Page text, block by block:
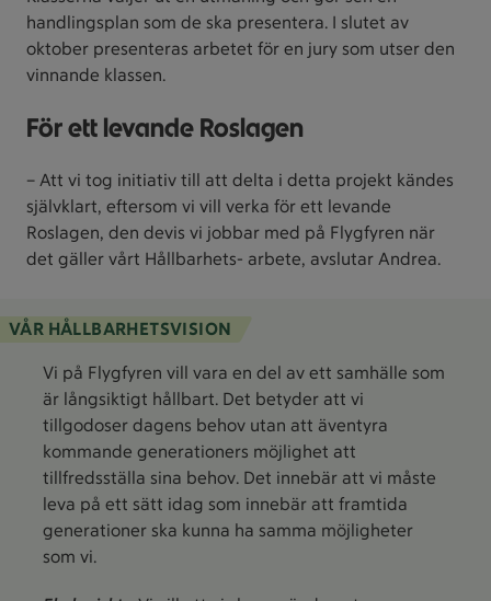
handlingsplan som de ska presentera. I slutet av
oktober presenteras arbetet för en jury som utser den
vinnande klassen.
För ett levande Roslagen
– Att vi tog initiativ till att delta i detta projekt kändes
självklart, eftersom vi vill verka för ett levande
Roslagen, den devis vi jobbar med på Flygfyren när
det gäller vårt Hållbarhets- arbete, avslutar Andrea.
VÅR HÅLLBARHETSVISION
Vi på Flygfyren vill vara en del av ett samhälle som
är långsiktigt hållbart. Det betyder att vi
tillgodoser dagens behov utan att äventyra
kommande generationers möjlighet att
tillfredsställa sina behov. Det innebär att vi måste
leva på ett sätt idag som innebär att framtida
generationer ska kunna ha samma möjligheter
som vi.